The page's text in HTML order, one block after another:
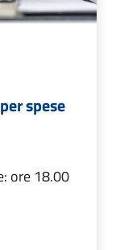
spese
ore 18.00